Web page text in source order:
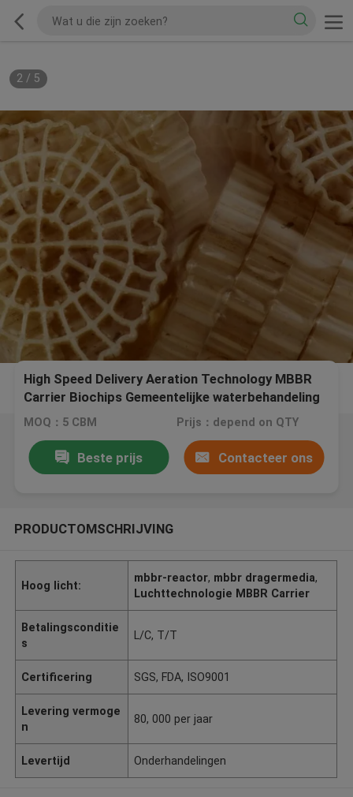
2/ 5
High Speed Delivery Aeration Technology MBBR
Carrier Biochips Gemeentelijke waterbehandeling
MOQ：5 CBM Prijs：depend on QTY
Beste prijs Contacteer ons
PRODUCTOMSCHRIJVING
Hoog licht:
mbbr-reactor, mbbr dragermedia,
Luchttechnologie MBBR Carrier
Betalingsconditie
s
L/C, T/T
Certificering SGS, FDA, ISO9001
Levering vermoge
n
80, 000 per jaar
Levertijd Onderhandelingen